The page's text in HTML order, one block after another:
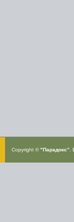
Copyright ©"Парадокс”